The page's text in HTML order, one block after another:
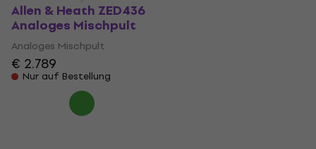
Allen & Heath ZED436
Analoges Mischpult
Analoges Mischpult
€ 2.789
Nur auf Bestellung